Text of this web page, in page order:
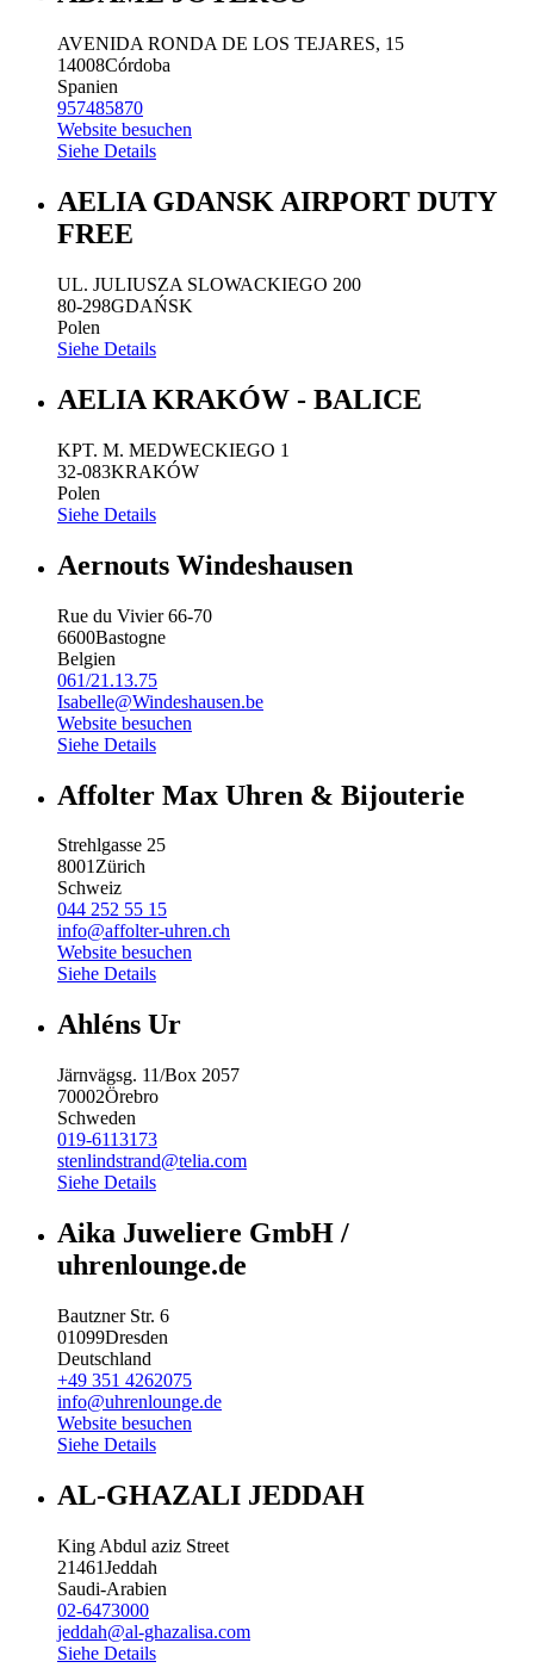
AVENIDA RONDA DE LOS TEJARES, 15
14008Córdoba
Spanien
957485870
Website besuchen
Siehe Details
AELIA GDANSK AIRPORT DUTY
FREE
UL. JULIUSZA SLOWACKIEGO 200
80-298GDAŃSK
Polen
Siehe Details
AELIA KRAKÓW - BALICE
KPT. M. MEDWECKIEGO 1
32-083KRAKÓW
Polen
Siehe Details
Aernouts Windeshausen
Rue du Vivier 66-70
6600Bastogne
Belgien
061/21.13.75
Isabelle@Windeshausen.be
Website besuchen
Siehe Details
Affolter Max Uhren & Bijouterie
Strehlgasse 25
8001Zürich
Schweiz
044 252 55 15
info@affolter-uhren.ch
Website besuchen
Siehe Details
Ahléns Ur
Järnvägsg. 11/Box 2057
70002Örebro
Schweden
019-6113173
stenlindstrand@telia.com
Siehe Details
Aika Juweliere GmbH /
uhrenlounge.de
Bautzner Str. 6
01099Dresden
Deutschland
+49 351 4262075
info@uhrenlounge.de
Website besuchen
Siehe Details
AL-GHAZALI JEDDAH
King Abdul aziz Street
21461Jeddah
Saudi-Arabien
02-6473000
jeddah@al-ghazalisa.com
Siehe Details